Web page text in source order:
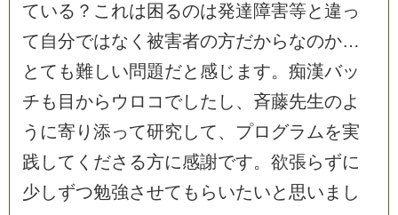
ている ？ こ れは 困 るのは発達障害等と違っ
て自分ではな く 被害者の方だからなのか…
と て も難しい問題だと 感 じ ま す。 痴漢バッ
チも 目 から ウ ロ コ でした し 、 斉藤先生のよ
う に寄 り 添って研究 して、 プロ グラ ムを実
践 して く ださ る方に感謝です。 欲張らずに
少しずつ勉強させて も らいたいと 思い ま し